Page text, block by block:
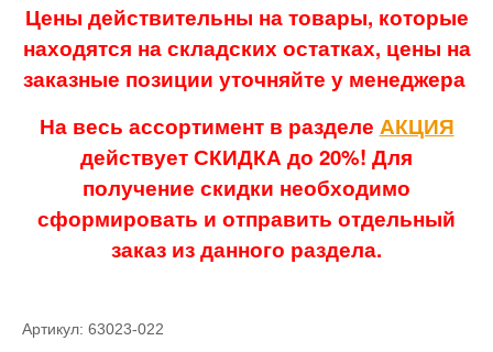
Цены действительны на товары, которые
находятся на складских остатках, цены на
заказные позиции уточняйте у менеджера
На весь ассортимент в разделе АКЦИЯ
действует СКИДКА до 20%! Для
получение скидки необходимо
сформировать и отправить отдельный
заказ из данного раздела.
Артикул: 63023-022